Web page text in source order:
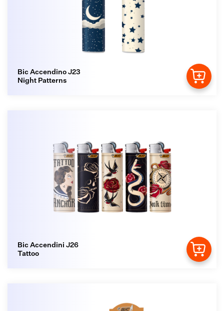
Bic Accendino J23
Night Patterns
Bic Accendini J26
Tattoo